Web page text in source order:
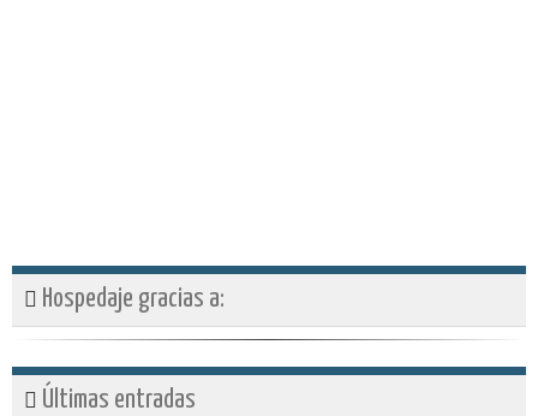
Hospedaje gracias a:
Últimas entradas